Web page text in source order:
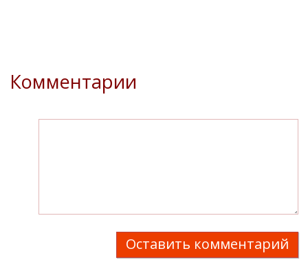
Комментарии
Оставить комментарий